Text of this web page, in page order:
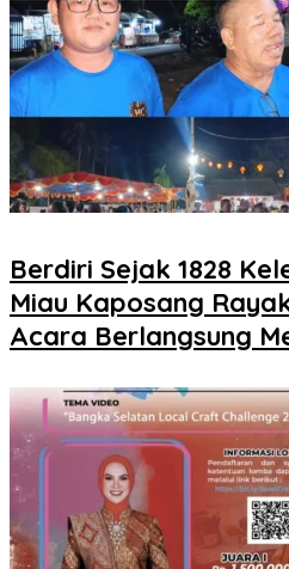
Berdiri Sejak 1828
Miau Kaposang
Acara Berlangsung